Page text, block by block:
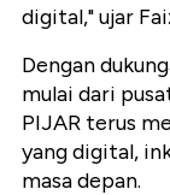
digital," ujar
Dengan
mulai dari
PIJAR terus
yang digital,
masa depan.